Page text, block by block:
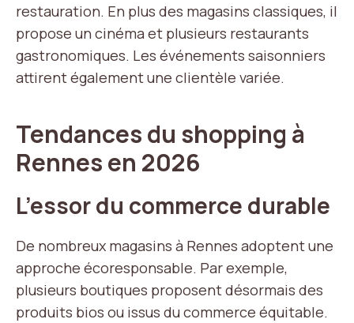
restauration. En plus des magasins classiques, il
propose un cinéma et plusieurs restaurants
gastronomiques. Les événements saisonniers
attirent également une clientèle variée.
Tendances du shopping à
Rennes en 2026
L’essor du commerce durable
De nombreux magasins à Rennes adoptent une
approche écoresponsable. Par exemple,
plusieurs boutiques proposent désormais des
produits bios ou issus du commerce équitable.